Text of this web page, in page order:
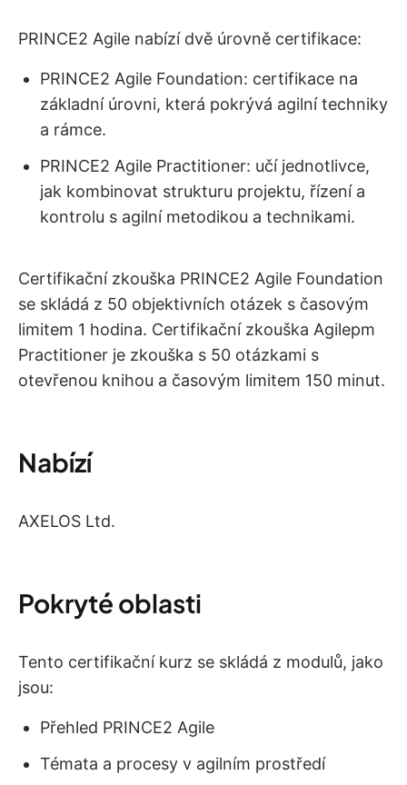
PRINCE2 Agile nabízí dvě úrovně certifikace:
PRINCE2 Agile Foundation: certifikace na
základní úrovni, která pokrývá agilní techniky
a rámce.
PRINCE2 Agile Practitioner: učí jednotlivce,
jak kombinovat strukturu projektu, řízení a
kontrolu s agilní metodikou a technikami.
Certifikační zkouška PRINCE2 Agile Foundation
se skládá z 50 objektivních otázek s časovým
limitem 1 hodina. Certifikační zkouška Agilepm
Practitioner je zkouška s 50 otázkami s
otevřenou knihou a časovým limitem 150 minut.
Nabízí
AXELOS Ltd.
Pokryté oblasti
Tento certifikační kurz se skládá z modulů, jako
jsou:
Přehled PRINCE2 Agile
Témata a procesy v agilním prostředí